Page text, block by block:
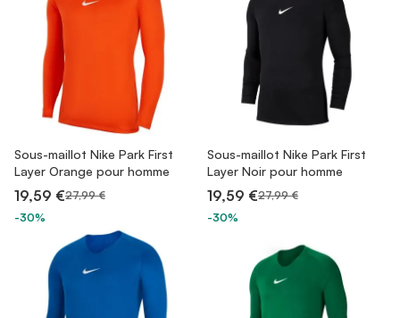
Sous-maillot Nike Park First
Layer Orange pour homme
19,59 €27,99 €
-30%
Sous-maillot Nike Park First
Layer Noir pour homme
19,59 €27,99 €
-30%